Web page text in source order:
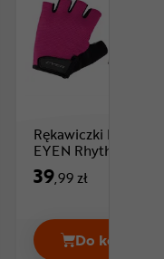
PSI PATROL
Rękawiczki krótkie
EYEN Rhythm
39,99 zł
Do koszyka